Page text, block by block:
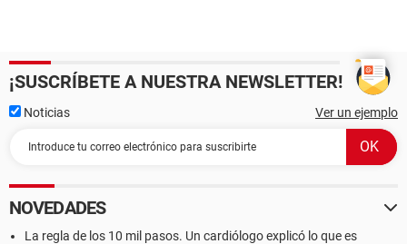
¡SUSCRÍBETE A NUESTRA NEWSLETTER!
Noticias Ver un ejemplo
NOVEDADES
La regla de los 10 mil pasos. Un cardiólogo explicó lo que es